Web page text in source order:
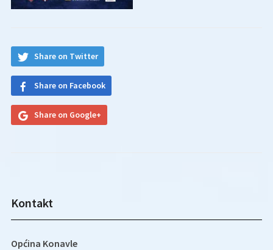
Share on Twitter
Share on Facebook
Share on Google+
Kontakt
Općina Konavle